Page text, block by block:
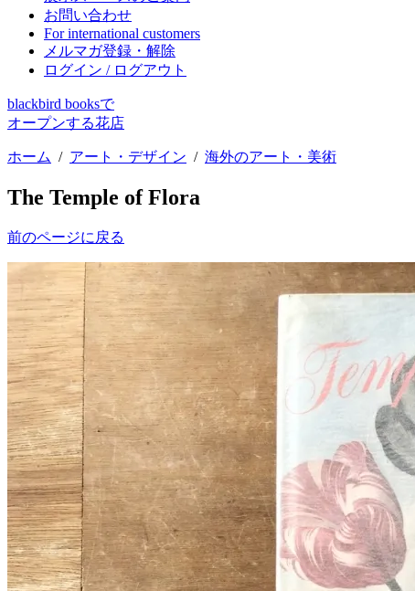
お問い合わせ
For international customers
メルマガ登録・解除
ログイン / ログアウト
blackbird booksで
オープンする花店
ホーム / アート・デザイン / 海外のアート・美術
The Temple of Flora
前のページに戻る